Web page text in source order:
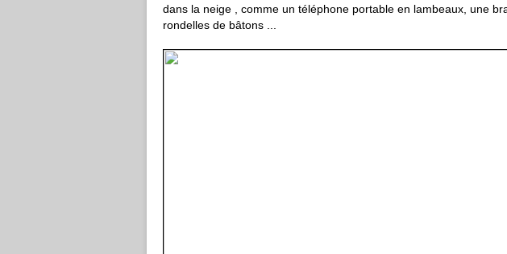
dans la neige , comme un téléphone portable en lambeaux, une
rondelles de bâtons ...